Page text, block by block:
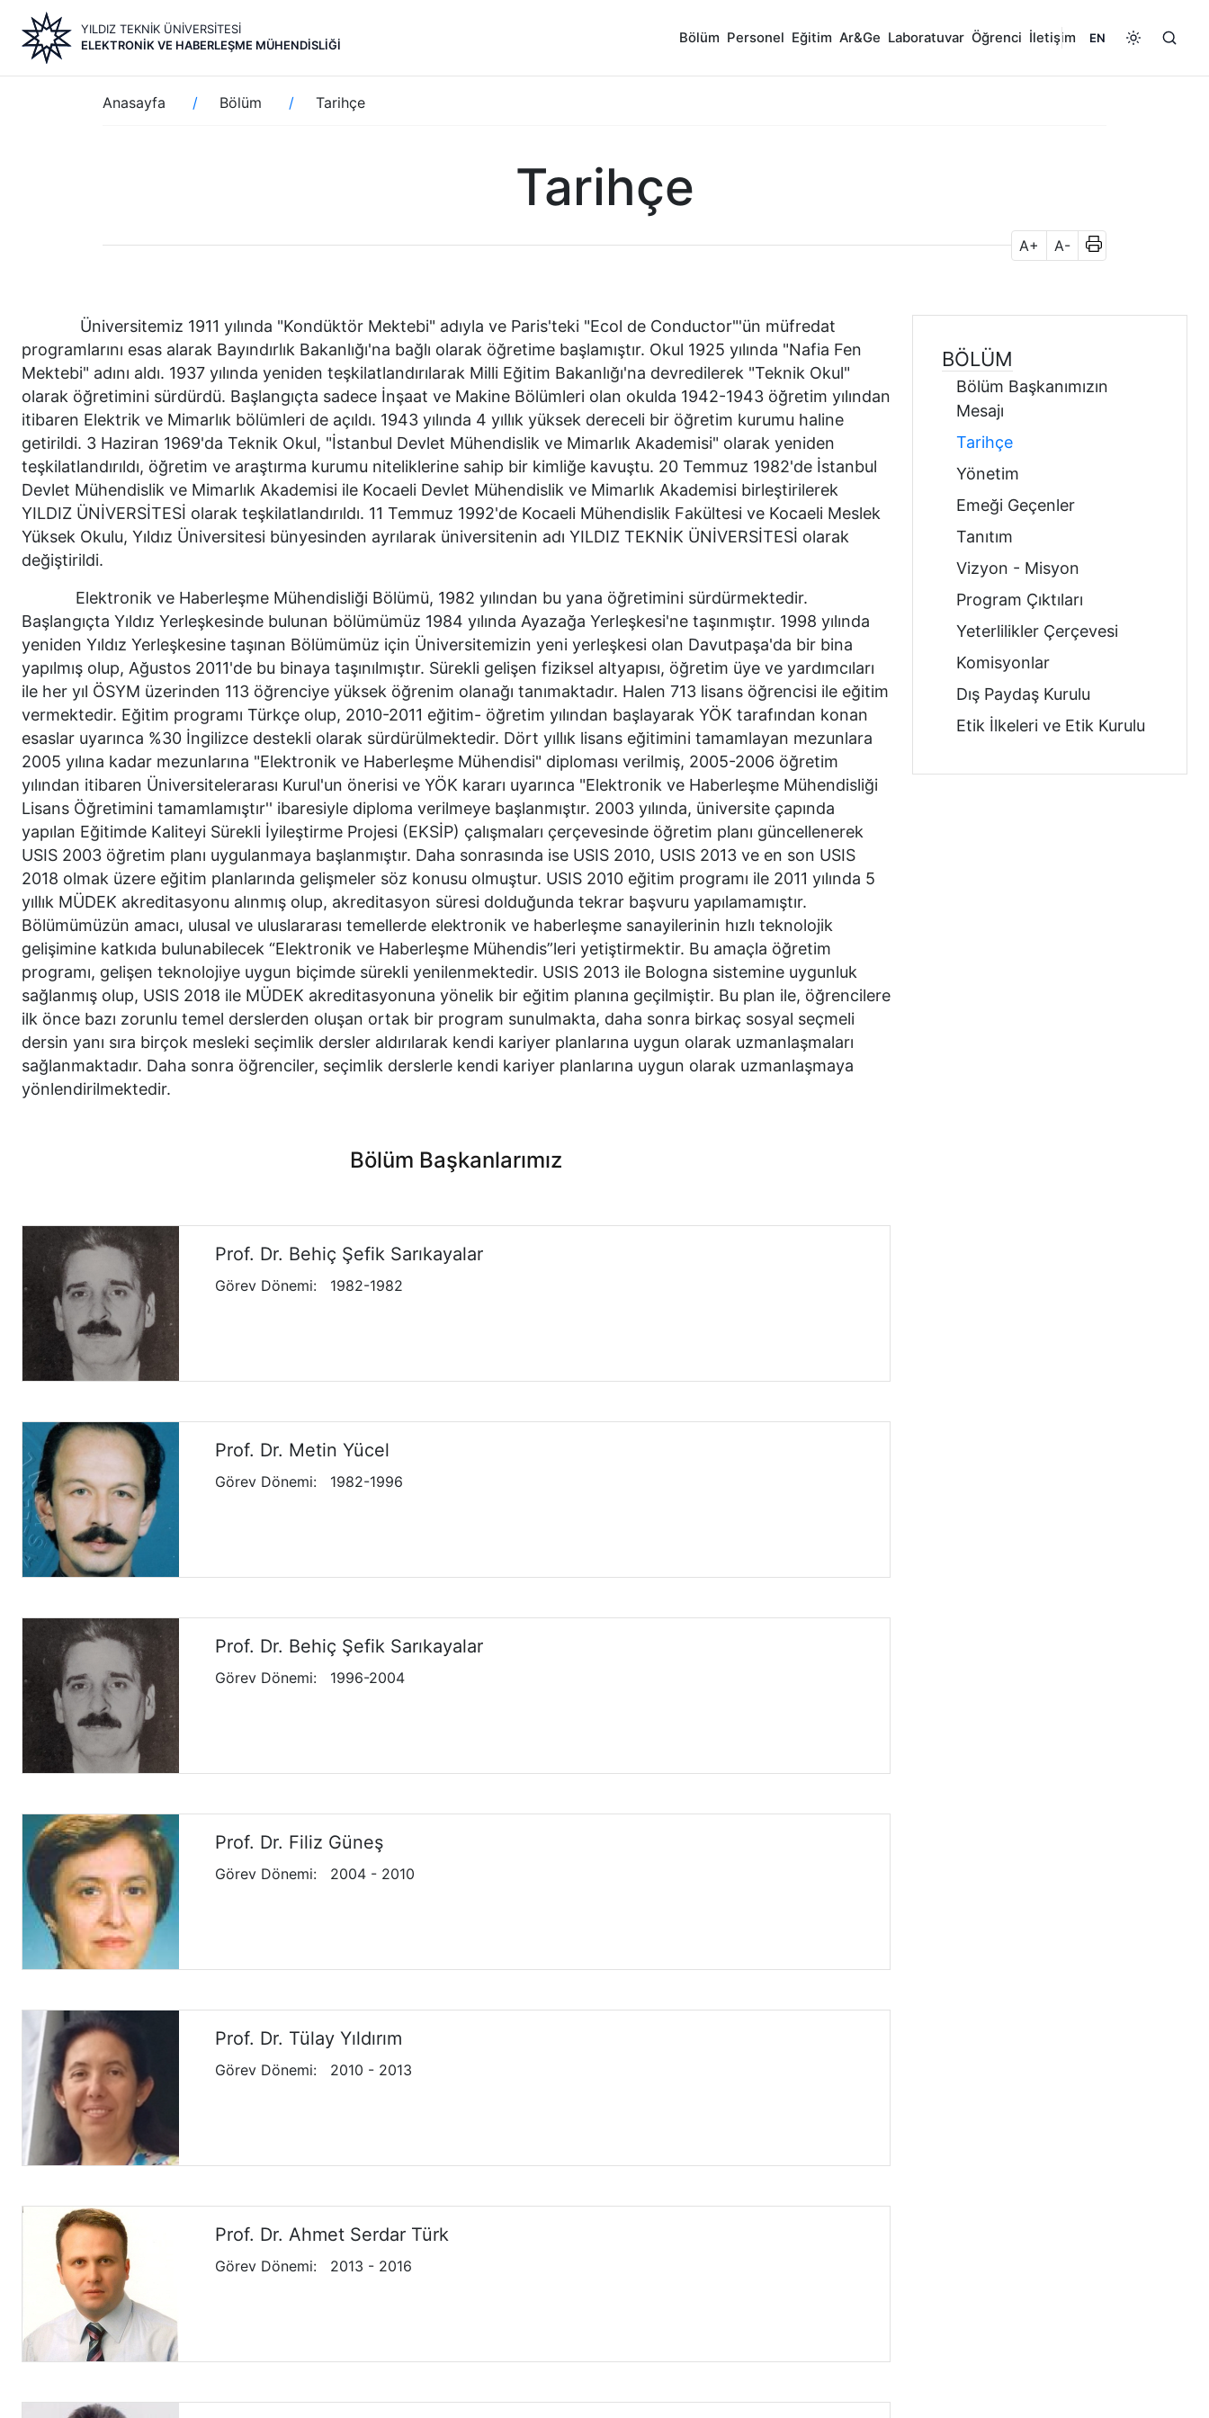
içeriğe
YILDIZ TEKNİK ÜNİVERSİTESİ
ELEKTRONIK VE HABERLEŞME MÜHENDISLIĞI
Bölüm Personel Eğitim Ar&Ge Laboratuvar Öğrenci İletişim EN
Sayfa
yolu
Anasayfa Bölüm Tarihçe
Tarihçe
A+ A-
Üniversitemiz 1911 yılında "Kondüktör Mektebi" adıyla ve Paris'teki "Ecol de Conductor"'ün müfredat
programlarını esas alarak Bayındırlık Bakanlığı'na bağlı olarak öğretime başlamıştır. Okul 1925 yılında "Nafia Fen
Mektebi" adını aldı. 1937 yılında yeniden teşkilatlandırılarak Milli Eğitim Bakanlığı'na devredilerek "Teknik Okul"
olarak öğretimini sürdürdü. Başlangıçta sadece İnşaat ve Makine Bölümleri olan okulda 1942-1943 öğretim yılından
itibaren Elektrik ve Mimarlık bölümleri de açıldı. 1943 yılında 4 yıllık yüksek dereceli bir öğretim kurumu haline
getirildi. 3 Haziran 1969'da Teknik Okul, "İstanbul Devlet Mühendislik ve Mimarlık Akademisi" olarak yeniden
teşkilatlandırıldı, öğretim ve araştırma kurumu niteliklerine sahip bir kimliğe kavuştu. 20 Temmuz 1982'de İstanbul
Devlet Mühendislik ve Mimarlık Akademisi ile Kocaeli Devlet Mühendislik ve Mimarlık Akademisi birleştirilerek
YILDIZ ÜNİVERSİTESİ olarak teşkilatlandırıldı. 11 Temmuz 1992'de Kocaeli Mühendislik Fakültesi ve Kocaeli Meslek
Yüksek Okulu, Yıldız Üniversitesi bünyesinden ayrılarak üniversitenin adı YILDIZ TEKNİK ÜNİVERSİTESİ olarak
değiştirildi.
Elektronik ve Haberleşme Mühendisliği Bölümü, 1982 yılından bu yana öğretimini sürdürmektedir.
Başlangıçta Yıldız Yerleşkesinde bulunan bölümümüz 1984 yılında Ayazağa Yerleşkesi'ne taşınmıştır. 1998 yılında
yeniden Yıldız Yerleşkesine taşınan Bölümümüz için Üniversitemizin yeni yerleşkesi olan Davutpaşa'da bir bina
yapılmış olup, Ağustos 2011'de bu binaya taşınılmıştır. Sürekli gelişen fiziksel altyapısı, öğretim üye ve yardımcıları
ile her yıl ÖSYM üzerinden 113 öğrenciye yüksek öğrenim olanağı tanımaktadır. Halen 713 lisans öğrencisi ile eğitim
vermektedir. Eğitim programı Türkçe olup, 2010-2011 eğitim- öğretim yılından başlayarak YÖK tarafından konan
esaslar uyarınca %30 İngilizce destekli olarak sürdürülmektedir. Dört yıllık lisans eğitimini tamamlayan mezunlara
2005 yılına kadar mezunlarına "Elektronik ve Haberleşme Mühendisi" diploması verilmiş, 2005-2006 öğretim
yılından itibaren Üniversitelerarası Kurul'un önerisi ve YÖK kararı uyarınca "Elektronik ve Haberleşme Mühendisliği
Lisans Öğretimini tamamlamıştır'' ibaresiyle diploma verilmeye başlanmıştır. 2003 yılında, üniversite çapında
yapılan Eğitimde Kaliteyi Sürekli İyileştirme Projesi (EKSİP) çalışmaları çerçevesinde öğretim planı güncellenerek
USIS 2003 öğretim planı uygulanmaya başlanmıştır. Daha sonrasında ise USIS 2010, USIS 2013 ve en son USIS
2018 olmak üzere eğitim planlarında gelişmeler söz konusu olmuştur. USIS 2010 eğitim programı ile 2011 yılında 5
yıllık MÜDEK akreditasyonu alınmış olup, akreditasyon süresi dolduğunda tekrar başvuru yapılamamıştır.
Bölümümüzün amacı, ulusal ve uluslararası temellerde elektronik ve haberleşme sanayilerinin hızlı teknolojik
gelişimine katkıda bulunabilecek “Elektronik ve Haberleşme Mühendis”leri yetiştirmektir. Bu amaçla öğretim
programı, gelişen teknolojiye uygun biçimde sürekli yenilenmektedir. USIS 2013 ile Bologna sistemine uygunluk
sağlanmış olup, USIS 2018 ile MÜDEK akreditasyonuna yönelik bir eğitim planına geçilmiştir. Bu plan ile, öğrencilere
ilk önce bazı zorunlu temel derslerden oluşan ortak bir program sunulmakta, daha sonra birkaç sosyal seçmeli
dersin yanı sıra birçok mesleki seçimlik dersler aldırılarak kendi kariyer planlarına uygun olarak uzmanlaşmaları
sağlanmaktadır. Daha sonra öğrenciler, seçimlik derslerle kendi kariyer planlarına uygun olarak uzmanlaşmaya
yönlendirilmektedir.
Bölüm Başkanlarımız
Prof. Dr. Behiç Şefik Sarıkayalar
Görev Dönemi: 1982-1982
Prof. Dr. Metin Yücel
Görev Dönemi: 1982-1996
Prof. Dr. Behiç Şefik Sarıkayalar
Görev Dönemi: 1996-2004
Prof. Dr. Filiz Güneş
Görev Dönemi: 2004 - 2010
Prof. Dr. Tülay Yıldırım
Görev Dönemi: 2010 - 2013
Prof. Dr. Ahmet Serdar Türk
Görev Dönemi: 2013 - 2016
BÖLÜM
Bölüm Başkanımızın
Mesajı
Tarihçe
Yönetim
Emeği Geçenler
Tanıtım
Vizyon - Misyon
Program Çıktıları
Yeterlilikler Çerçevesi
Komisyonlar
Dış Paydaş Kurulu
Etik İlkeleri ve Etik Kurulu